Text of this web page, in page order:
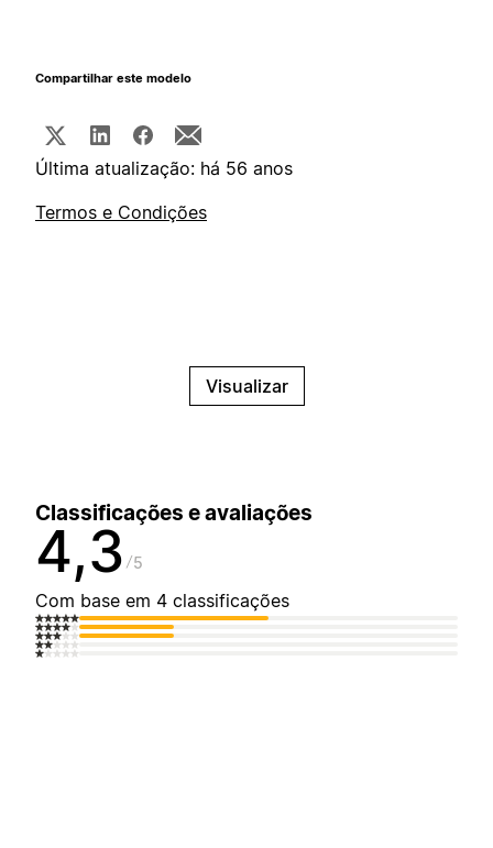
Compartilhar este modelo
Última atualização: há 56 anos
Termos e Condições
Visualizar
Classificações e avaliações
4,3 5
Com base em 4 classificações